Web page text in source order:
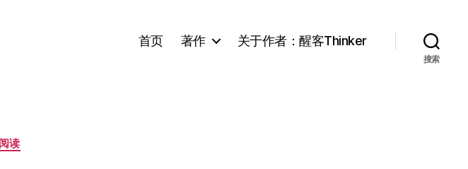
首页 著作 关于作者：醒客Thinker
搜索
读